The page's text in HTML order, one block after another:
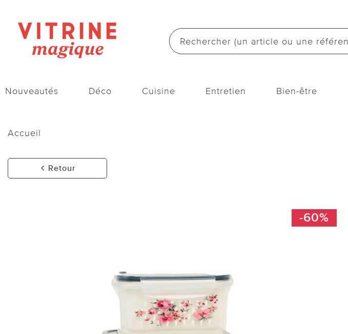
Nouveautés Déco Cuisine Entretien Bien-être
Accueil
Retour
-60%